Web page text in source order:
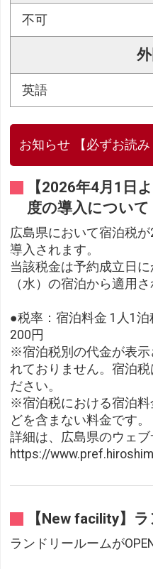
不可
英語
お知らせ 【必ずお読み
【2026年4月1日
度の導入について
広島県において宿泊税
導入されます。
当該税金は予約成立日
（水）の宿泊から適用さ
●税率：宿泊料金 1人1
200円
※宿泊税別の代金が表示
れておりません。宿泊
ださい。
※宿泊税における宿泊
どを含まない料金です。
詳細は、広島県のウェブ
https://
【New facility】
ランドリールームが